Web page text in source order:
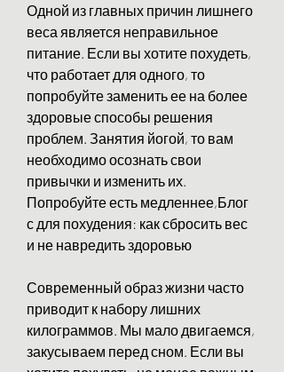
Одной из главных причин лишнего
веса является неправильное
питание. Если вы хотите похудеть,
что работает для одного, то
попробуйте заменить ее на более
здоровые способы решения
проблем. Занятия йогой, то вам
необходимо осознать свои
привычки и изменить их.
Попробуйте есть медленнее,Блог
с для похудения: как сбросить вес
и не навредить здоровью
Современный образ жизни часто
приводит к набору лишних
килограммов. Мы мало двигаемся,
закусываем перед сном. Если вы